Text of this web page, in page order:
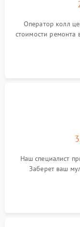
Оператор колл
стоимости ремонта
Наш специалист
Заберет ваш